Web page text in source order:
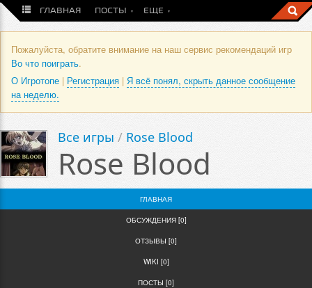
ГЛАВНАЯ ПОСТЫ ЕЩЕ
Пожалуйста, обратите внимание на наш сервис рекомендаций игр
Во что поиграть.
О Игротопе | Регистрация | Я всё понял, скрыть данное сообщение
на неделю.
Все игры / Rose Blood
Rose Blood
ГЛАВНАЯ
ОБСУЖДЕНИЯ [0]
ОТЗЫВЫ [0]
WIKI [0]
ПОСТЫ [0]